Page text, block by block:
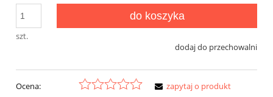
szt.
do koszyka
dodaj do przechowalni
Ocena:
zapytaj o produkt